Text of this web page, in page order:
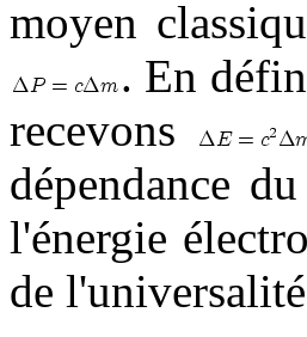
moyen
. En
recevons
dépendance
l'énergie
de